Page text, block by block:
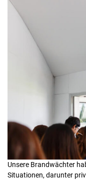
Unsere Brandwächter
Situationen, darunter